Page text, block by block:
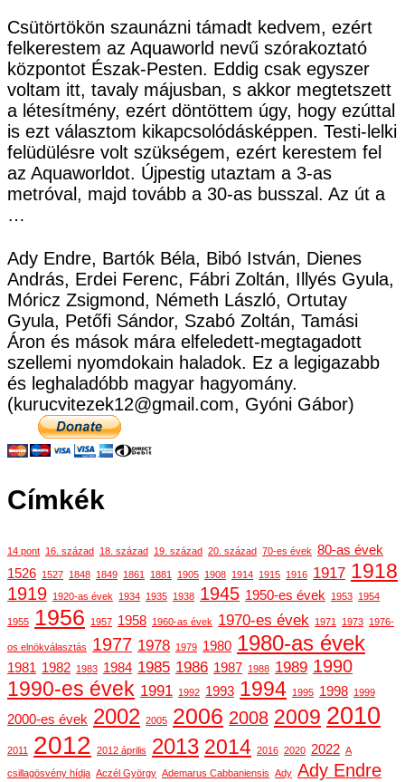
Csütörtökön szaunázni támadt kedvem, ezért
felkerestem az Aquaworld nevű szórakoztató
központot Észak-Pesten. Eddig csak egyszer
voltam itt, tavaly májusban, s akkor megtetszett
a létesítmény, ezért döntöttem úgy, hogy ezúttal
is ezt választom kikapcsolódásképpen. Testi-lelki
felüdülésre volt szükségem, ezért kerestem fel
az Aquaworldot. Újpestig utaztam a 3-as
metróval, majd tovább a 30-as busszal. Az út a
…
Ady Endre, Bartók Béla, Bibó István, Dienes
András, Erdei Ferenc, Fábri Zoltán, Illyés Gyula,
Móricz Zsigmond, Németh László, Ortutay
Gyula, Petőfi Sándor, Szabó Zoltán, Tamási
Áron és mások mára elfeledett-megtagadott
szellemi nyomdokain haladok. Ez a legigazabb
és leghaladóbb magyar hagyomány.
(kurucvitezek12@gmail.com, Gyóni Gábor)
Címkék
14 pont 16. század 18. század 19. század 20. század 70-es évek 80-as évek
1526 1527 1848 1849 1861 1881 1905 1908 1914 1915 1916 1917 1918
1919 1920-as évek 1934 1935 1938 1945 1950-es évek 1953 1954
1955 1956 1957 1958 1960-as évek 1970-es évek 1971 1973 1976-
os elnökválasztás 1977 1978 1979 1980 1980-as évek
1981 1982 1983 1984 1985 1986 1987 1988 1989 1990
1990-es évek 1991 1992 1993 1994 1995 1998 1999
2000-es évek 2002 2005 2006 2008 2009 2010
2011 2012 2012 április 2013 2014 2016 2020 2022 A
csillagösvény hídja Aczél György Ademarus Cabbaniensis Ady Ady Endre